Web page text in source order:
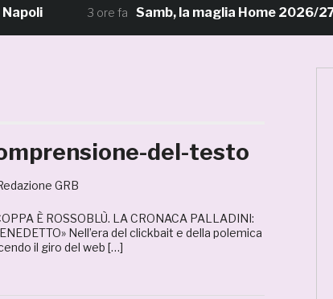
3 ore fa Samb, la maglia Home 2026/27: «Il
del-testo
GRB
È ROSSOBLÙ. LA CRONACA PALLADINI:
Nell’era del clickbait e della polemica
il giro del web […]